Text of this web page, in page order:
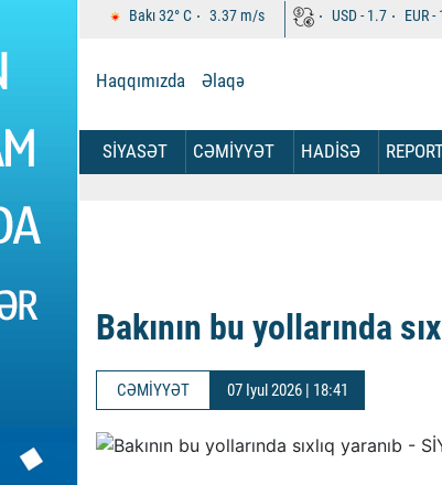
Bakı32°C 3.37m/s USD -1.7 EUR -
Haqqımızda Əlaqə
SİYASƏT CƏMİYYƏT HADİSƏ
Bakının bu yollarında
CƏMİYYƏT 07 Iyul 2026 | 18:41